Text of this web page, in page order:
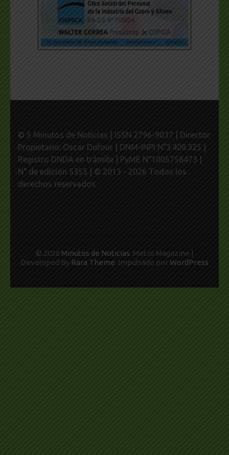
© 5 Minutos de Noticias | ISSN 2796-9037 | Director
Propietario: Oscar Dufour | DNM-INPI N°3.408.325 |
Registro DNDA en trámite | PyME N°1005758473 |
N° de edición 5355 | © 2013 - 2026 Todos los
derechos reservados
© 2026 Minutos de Noticias. Metro Magazine |
Developed By Rara Theme. Impulsado porWordPress